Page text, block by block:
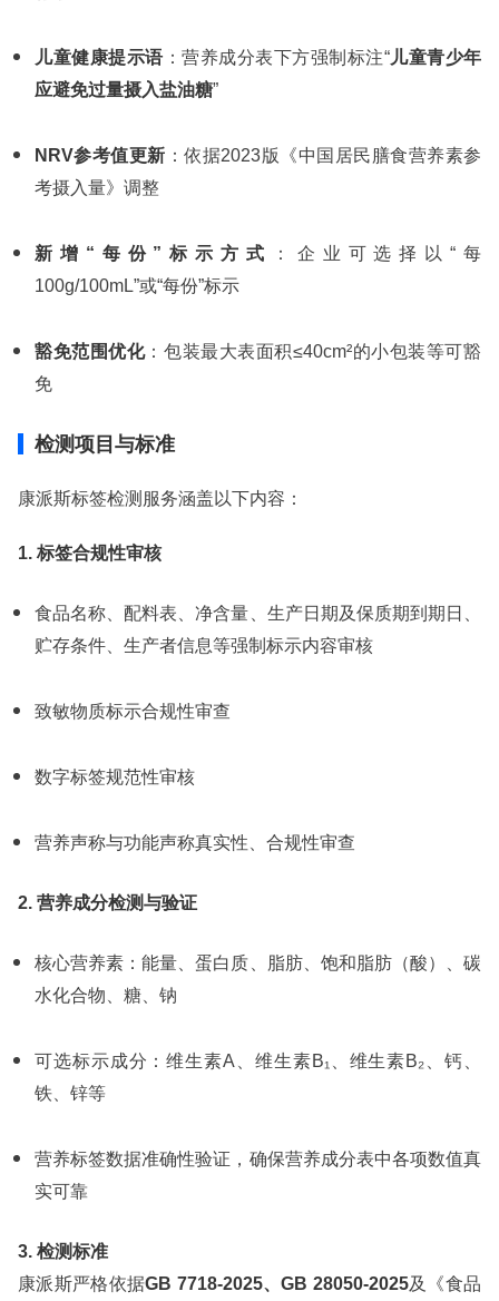
儿童健康提示语：营养成分表下方强制标注“儿童青少年
应避免过量摄入盐油糖”
NRV参考值更新 ：依据2023版《中国居民膳食营养素参
考摄入量》调整
新增“每份”标示方式
：企业可选择以“每
100g/100mL”或“每份”标示
豁免范围优化：包装最大表面积≤40cm²的小包装等可豁
免
检测项目与标准
康派斯标签检测服务涵盖以下内容：
1. 标签合规性审核
食品名称、配料表、净含量、生产日期及保质期到期日、
贮存条件、生产者信息等强制标示内容审核
致敏物质标示合规性审查
数字标签规范性审核
营养声称与功能声称真实性、合规性审查
2. 营养成分检测与验证
核心营养素：能量、蛋白质、脂肪、饱和脂肪（酸）、碳
水化合物、糖、钠
可选标示成分：维生素A、维生素B₁、维生素B₂、钙、
铁、锌等
营养标签数据准确性验证，确保营养成分表中各项数值真
实可靠
3. 检测标准
康派斯严格依据GB 7718-2025、GB 28050-2025及《食品